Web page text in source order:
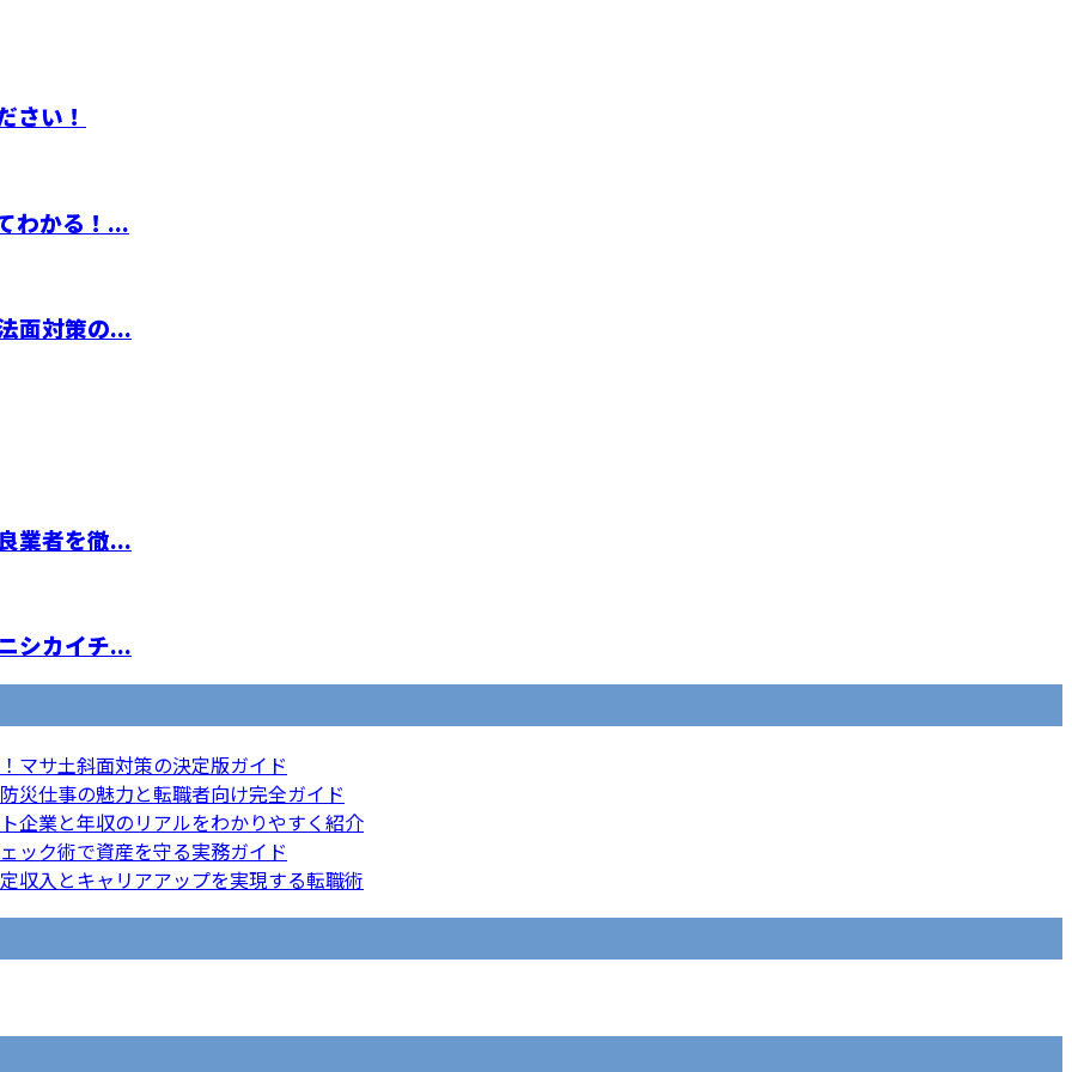
さい！
わかる！...
面対策の...
業者を徹...
シカイチ...
マサ土斜面対策の決定版ガイド
災仕事の魅力と転職者向け完全ガイド
企業と年収のリアルをわかりやすく紹介
ック術で資産を守る実務ガイド
収入とキャリアアップを実現する転職術